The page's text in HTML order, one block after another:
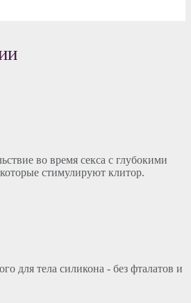
во время секса с глубокими
стимулируют клитор.
для тела силикона - без фталатов и